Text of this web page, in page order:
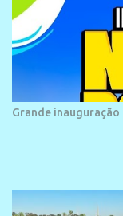
de altura, não
se sabe ao certo
historias foram
frequentada por
piauienses e, em
bairro onde se
Grande